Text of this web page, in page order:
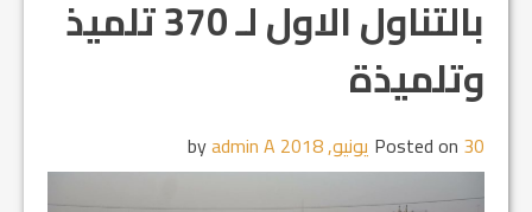
بالتناول الاول لـ 370 تلميذ
وتلميذة
Posted on 30 يونيو, 2018 admin A